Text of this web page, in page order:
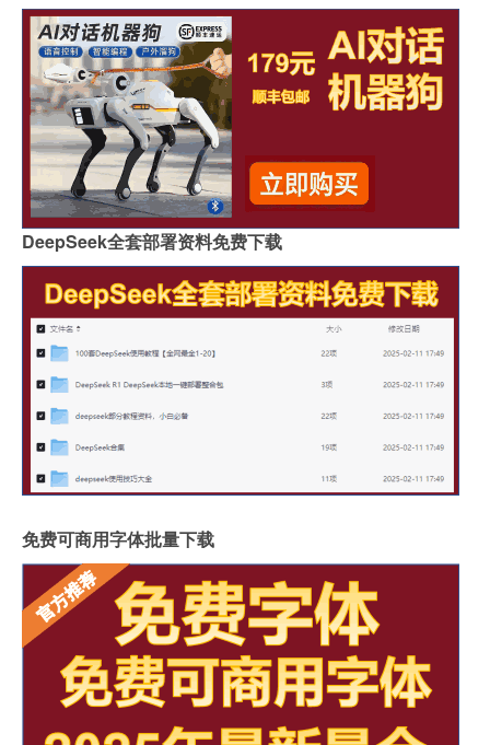
DeepSeek全套部署资料免费下载
免费可商用字体批量下载